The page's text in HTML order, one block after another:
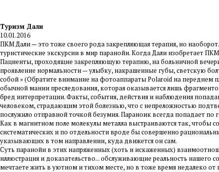
Туризм Дали
10.01.2016
ПКМ Дали — это тоже своего рода закрепляющая терапия, но
туристические экскурсии в мир паранойи. Когда Дали изобретает
Пациенты, проходящие закрепляющую терапию, на больничной
проявление нормальности — улыбку, накрашенные губы, светскую
собой » (Обратите внимание на фотоаппараты Polaroid на переднем
обычной мании преследования, которая оказывается лишь
бред интерпретации. Факты, события, действия и наблюдения
человеком, страдающим этой болезнью, что с непреложностью
послужило отправной точкой безумия. Параноик всегда попадает
Как в магнитном поле молекулы металла выстраиваются так, чтобы
систематических и по отдельности вроде бы совершенно
указывающих в том направлении, куда движется он сам.
Суть паранойи в этих напряженных (хоть и искаженных)
иллюстрация и доказательство... обслуживающие реальность
мечтаете жить в уютном и тихом месте, но в тоже время недалеко